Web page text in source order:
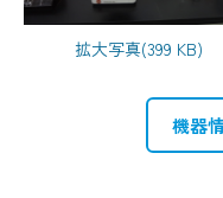
拡大写真(399 KB)
機器